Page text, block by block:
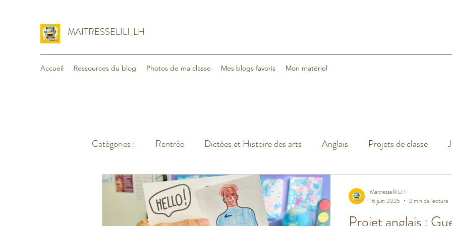
MAITRESSELILI_LH
Accueil Ressources du blog Photos de ma classe Mes blogs favoris Mon matériel
Catégories : Rentrée Dictées et Histoire des arts Anglais Projets de classe
Organisation Voyage - vacances Classe dehors
Projet anglais :
Maitresselili LH
16 juin 2025
2 min de lecture